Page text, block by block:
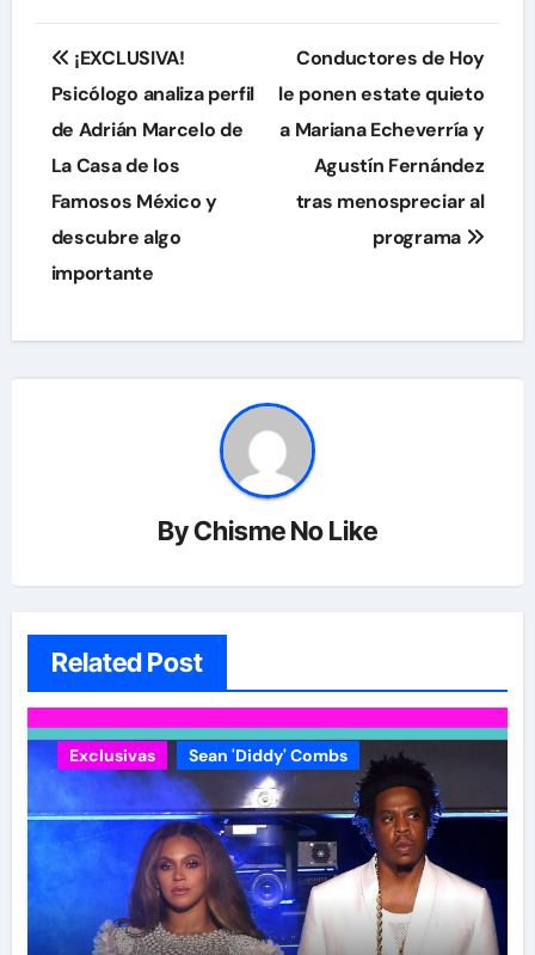
Navegación
de
entradas
¡EXCLUSIVA!
Psicólogo analiza perfil
de Adrián Marcelo de
La Casa de los
Famosos México y
descubre algo
importante
Conductores de Hoy
le ponen estate quieto
a Mariana Echeverría y
Agustín Fernández
tras menospreciar al
programa
ByChisme No Like
Related Post
Exclusivas Sean 'Diddy' Combs